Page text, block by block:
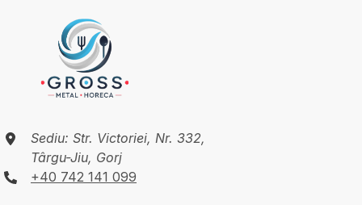
Sediu: Str. Victoriei, Nr. 332,
Târgu-Jiu, Gorj
+40 742 141 099